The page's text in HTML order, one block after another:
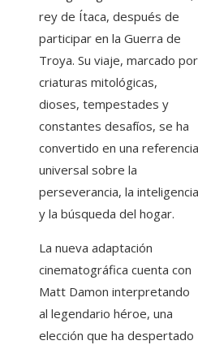
rey de Ítaca, después de
participar en la Guerra de
Troya. Su viaje, marcado por
criaturas mitológicas,
dioses, tempestades y
constantes desafíos, se ha
convertido en una referencia
universal sobre la
perseverancia, la inteligencia
y la búsqueda del hogar.
La nueva adaptación
cinematográfica cuenta con
Matt Damon interpretando
al legendario héroe, una
elección que ha despertado